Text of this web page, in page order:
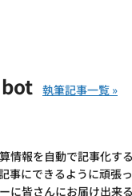
情報を自動で記事化す
事にできるように頑張
に皆さんにお届け出来